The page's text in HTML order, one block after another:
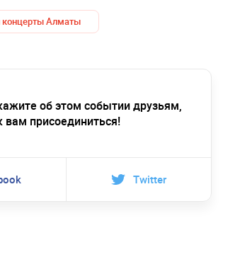
концерты Алматы
об этом событии друзьям,
вам присоединиться!
Twitter